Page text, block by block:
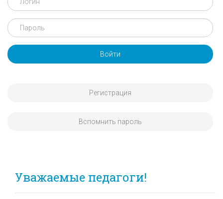
Войти
Регистрация
Вспомнить пароль
Уважаемые педагоги!